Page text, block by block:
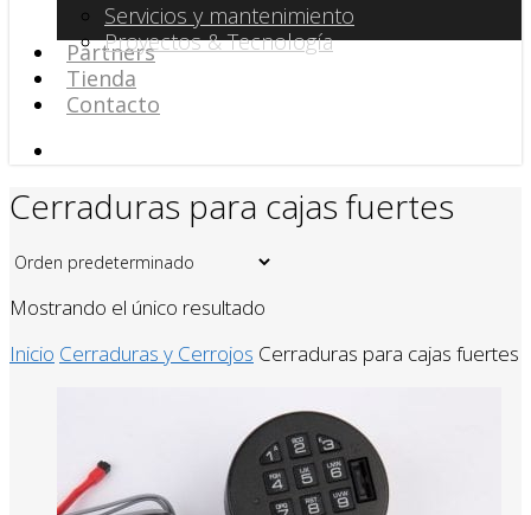
Servicios y mantenimiento
Proyectos & Tecnología
Partners
Tienda
Contacto
Cerraduras para cajas fuertes
Mostrando el único resultado
Inicio Cerraduras y Cerrojos Cerraduras para cajas fuertes